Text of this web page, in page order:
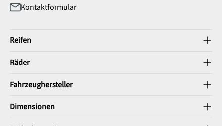
Kontaktformular
Reifen
Räder
Fahrzeughersteller
Dimensionen